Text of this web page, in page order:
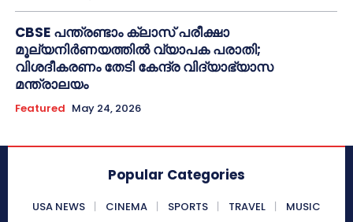
CBSE പന്ത്രണ്ടാം ക്ലാസ് പരീക്ഷാ
മൂല്യനിർണയത്തിൽ വ്യാപക പരാതി;
വിശദീകരണം തേടി കേന്ദ്ര വിദ്യാഭ്യാസ
മന്ത്രാലയം
Featured May 24, 2026
Popular Categories
USA NEWS CINEMA SPORTS TRAVEL
MUSIC